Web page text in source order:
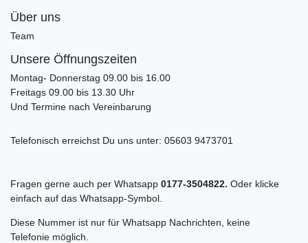
Über uns
Team
Unsere Öffnungszeiten
Montag- Donnerstag 09.00 bis 16.00
Freitags 09.00 bis 13.30 Uhr
Und Termine nach Vereinbarung
Telefonisch erreichst Du uns unter: 05603 9473701
Fragen gerne auch per Whatsapp 0177-3504822. Oder klicke
einfach auf das Whatsapp-Symbol.
Diese Nummer ist nur für Whatsapp Nachrichten, keine
Telefonie möglich.